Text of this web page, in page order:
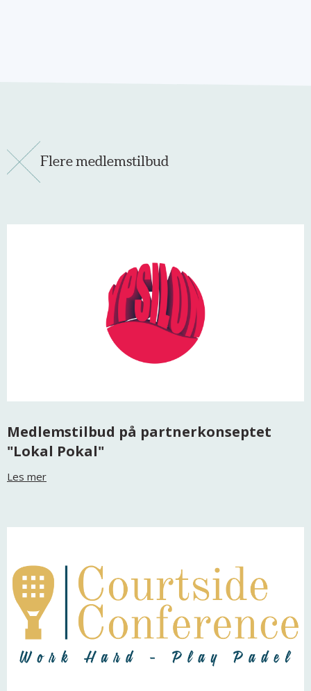
Flere medlemstilbud
Medlemstilbud på partnerkonseptet
"Lokal Pokal"
Les mer